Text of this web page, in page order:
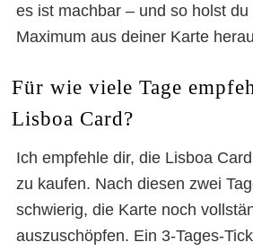
es ist machbar – und so holst
Maximum aus deiner Karte
Für wie viele Tage
Lisboa Card?
Ich empfehle dir, die Lisboa
zu kaufen. Nach diesen zwei
schwierig, die Karte noch
auszuschöpfen. Ein 3-Tages-